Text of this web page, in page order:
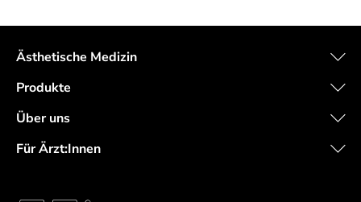
Ästhetische Medizin
Produkte
Über uns
Für Ärzt:Innen